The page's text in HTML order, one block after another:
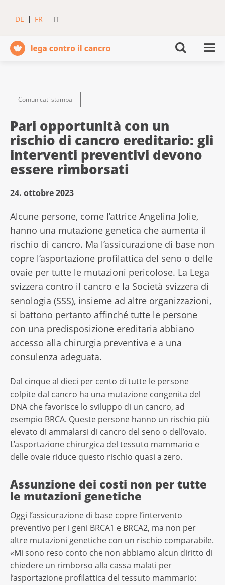
DE FR IT
Comunicati stampa
Pari opportunità con un
rischio di cancro ereditario: gli
interventi preventivi devono
essere rimborsati
24. ottobre 2023
Alcune persone, come l’attrice Angelina Jolie,
hanno una mutazione genetica che aumenta il
rischio di cancro. Ma l’assicurazione di base non
copre l’asportazione profilattica del seno o delle
ovaie per tutte le mutazioni pericolose. La Lega
svizzera contro il cancro e la Società svizzera di
senologia (SSS), insieme ad altre organizzazioni,
si battono pertanto affinché tutte le persone
con una predisposizione ereditaria abbiano
accesso alla chirurgia preventiva e a una
consulenza adeguata.
Dal cinque al dieci per cento di tutte le persone
colpite dal cancro ha una mutazione congenita del
DNA che favorisce lo sviluppo di un cancro, ad
esempio BRCA. Queste persone hanno un rischio più
elevato di ammalarsi di cancro del seno o dell’ovaio.
L’asportazione chirurgica del tessuto mammario e
delle ovaie riduce questo rischio quasi a zero.
Assunzione dei costi non per tutte
le mutazioni genetiche
Oggi l’assicurazione di base copre l’intervento
preventivo per i geni BRCA1 e BRCA2, ma non per
altre mutazioni genetiche con un rischio comparabile.
«Mi sono reso conto che non abbiamo alcun diritto di
chiedere un rimborso alla cassa malati per
l’asportazione profilattica del tessuto mammario: